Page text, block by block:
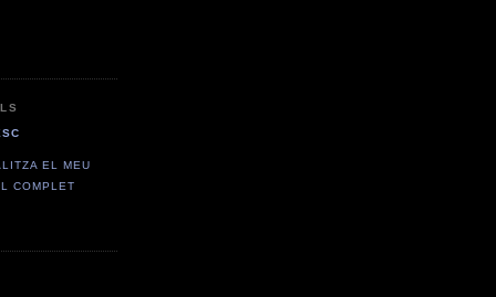
EL MEU
COMPLET